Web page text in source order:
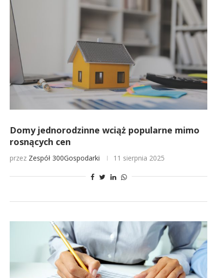
Domy jednorodzinne wciąż popularne mimo
rosnących cen
przez Zespół 300Gospodarki 11 sierpnia 2025